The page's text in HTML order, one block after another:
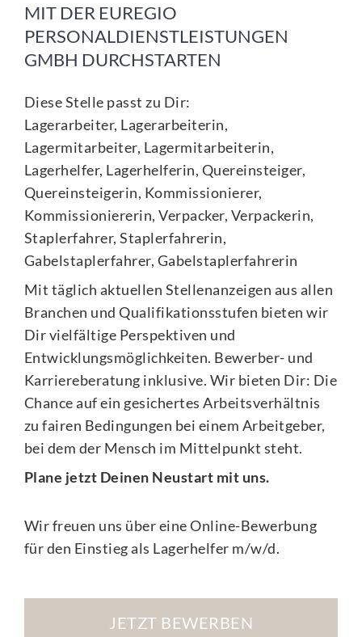
MIT DER EUREGIO
PERSONALDIENSTLEISTUNGEN
GMBH DURCHSTARTEN
Diese Stelle passt zu Dir:
Lagerarbeiter, Lagerarbeiterin,
Lagermitarbeiter, Lagermitarbeiterin,
Lagerhelfer, Lagerhelferin, Quereinsteiger,
Quereinsteigerin, Kommissionierer,
Kommissioniererin, Verpacker, Verpackerin,
Staplerfahrer, Staplerfahrerin,
Gabelstaplerfahrer, Gabelstaplerfahrerin
Mit täglich aktuellen Stellenanzeigen aus allen
Branchen und Qualifikationsstufen bieten wir
Dir vielfältige Perspektiven und
Entwicklungsmöglichkeiten. Bewerber- und
Karriereberatung inklusive. Wir bieten Dir: Die
Chance auf ein gesichertes Arbeitsverhältnis
zu fairen Bedingungen bei einem Arbeitgeber,
bei dem der Mensch im Mittelpunkt steht.
Plane jetzt Deinen Neustart mit uns.
Wir freuen uns über eine Online-Bewerbung
für den Einstieg als Lagerhelfer m/w/d.
JETZT BEWERBEN